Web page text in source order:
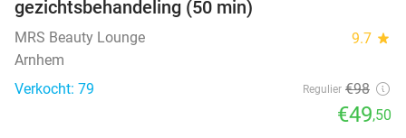
gezichtsbehandeling (50 min)
MRS Beauty Lounge 9.7 star
Arnhem
Verkocht: 79
Regulier €98
€49,50